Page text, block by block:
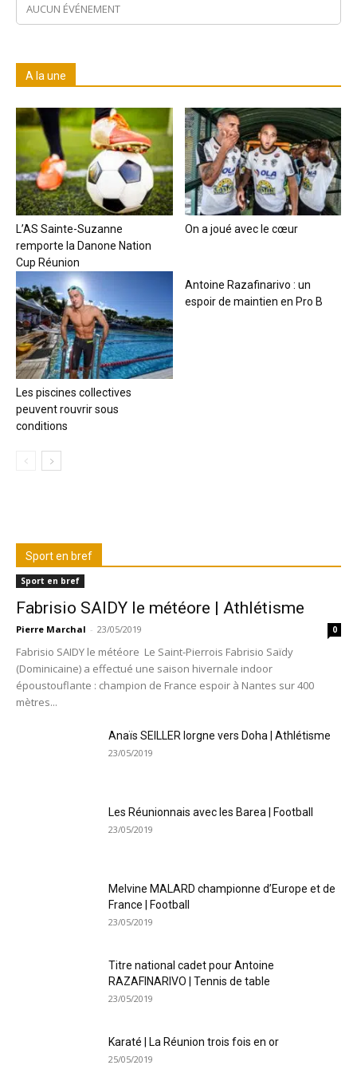
AUCUN ÉVÉNEMENT
A la une
L’AS Sainte-Suzanne
remporte la Danone Nation
Cup Réunion
On a joué avec le cœur
Les piscines collectives
peuvent rouvrir sous
conditions
Antoine Razafinarivo : un
espoir de maintien en Pro B
Sport en bref
Sport en bref
Fabrisio SAIDY le météore | Athlétisme
Pierre Marchal - 23/05/2019 0
Fabrisio SAIDY le météore Le Saint-Pierrois Fabrisio Saïdy
(Dominicaine) a effectué une saison hivernale indoor
époustouflante : champion de France espoir à Nantes sur 400
mètres...
Anaïs SEILLER lorgne vers Doha | Athlétisme
23/05/2019
Les Réunionnais avec les Barea | Football
23/05/2019
Melvine MALARD championne d’Europe et de
France | Football
23/05/2019
Titre national cadet pour Antoine
RAZAFINARIVO | Tennis de table
23/05/2019
Karaté | La Réunion trois fois en or
25/05/2019